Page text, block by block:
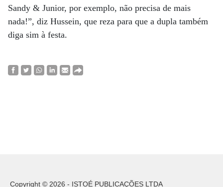
Sandy & Junior, por exemplo, não precisa de mais
nada!”, diz Hussein, que reza para que a dupla também
diga sim à festa.
Copyright © 2026 - ISTOÉ PUBLICAÇÕES LTDA